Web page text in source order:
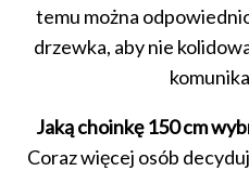
temu można
drzewka, aby nie
Jaką choinkę 150 cm
Coraz więcej osób